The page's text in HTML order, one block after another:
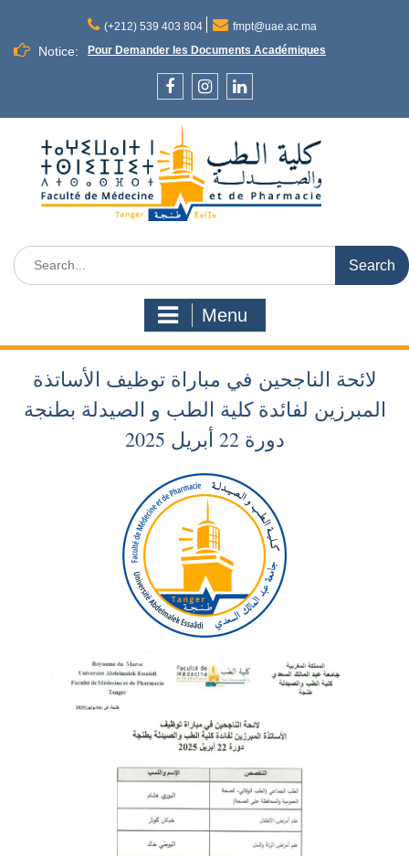
content
(+212) 539 403 804 fmpt@uae.ac.ma
Notice: Pour Demander les Documents Académiques
Search
for:
Menu
لائحة الناجحين في مباراة توظيف الأساتذة
المبرزين لفائدة كلية الطب و الصيدلة بطنجة
دورة 22 أبريل 2025